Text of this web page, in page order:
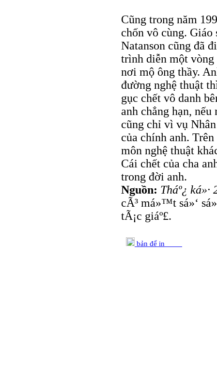
Cũng trong năm
chốn vô cùng. Giáo
Natanson cũng đã
trình diễn một
nơi mộ ông thầy.
đường nghệ thuật
gục chết vô danh
anh chẳng hạn,
cũng chỉ vì vụ
của chính anh.
môn nghệ thuật
Cái chết của cha
trong đời anh.
Nguồn: Tháº¿ ká»·
cÃ³ má»™t sá»‘
tÃ¡c giáº£.
bản để in